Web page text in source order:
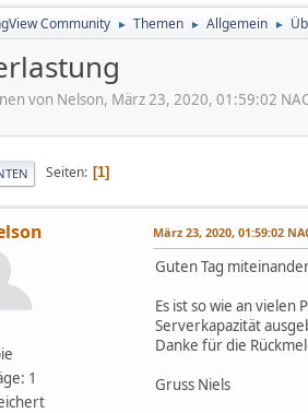
Community ► Themen ► Allgemein ►
von Nelson, März 23, 2020, 01:59:02
Seiten 1
1
März 23, 2020, 01:59:02
Guten Tag
Es ist so wie an
Serverkapazität
Danke für die
Gruss Niels